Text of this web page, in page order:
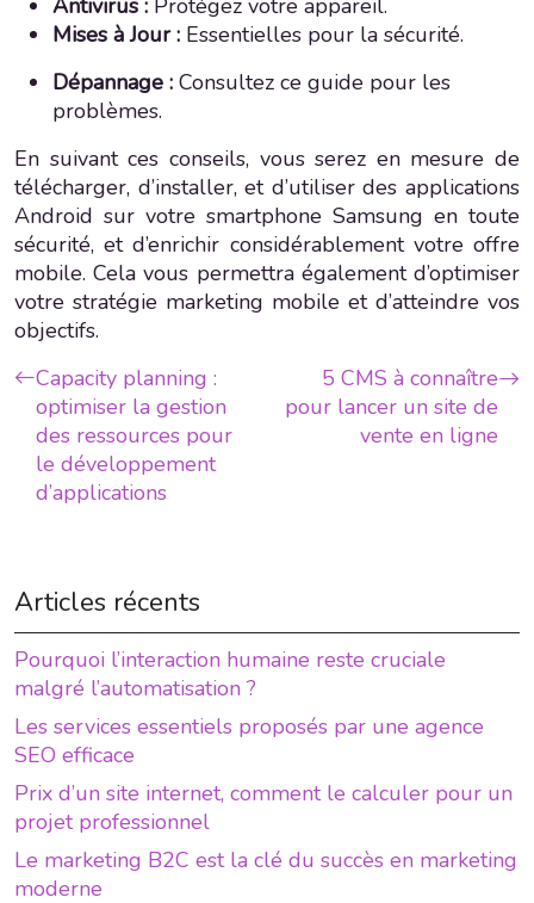
Mises à Jour : Essentielles pour la sécurité.
Dépannage : Consultez ce guide pour les
problèmes.
En suivant ces conseils, vous serez en mesure de
télécharger, d’installer, et d’utiliser des applications
Android sur votre smartphone Samsung en toute
sécurité, et d’enrichir considérablement votre offre
mobile. Cela vous permettra également d’optimiser
votre stratégie marketing mobile et d’atteindre vos
objectifs.
Capacity planning :
optimiser la gestion
des ressources pour
le développement
d’applications
5 CMS à connaître
pour lancer un site de
vente en ligne
Articles récents
Pourquoi l’interaction humaine reste cruciale
malgré l’automatisation ?
Les services essentiels proposés par une agence
SEO efficace
Prix d’un site internet, comment le calculer pour un
projet professionnel
Le marketing B2C est la clé du succès en marketing
moderne